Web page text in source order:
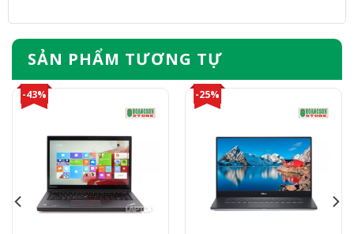
SẢN PHẨM TƯƠNG TỰ
-43% -25%